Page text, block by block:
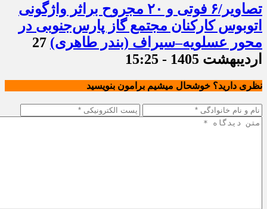
تصاویر/۶ فوتی و ۲۰ مجروح براثر واژگونی
اتوبوس کارکنان مجتمع گاز پارس‌جنوبی در
محور عسلویه–سیراف (بندر طاهری) 27
اردیبهشت 1405 - 15:25
نظری دارید؟ خوشحال میشیم برامون بنویسید